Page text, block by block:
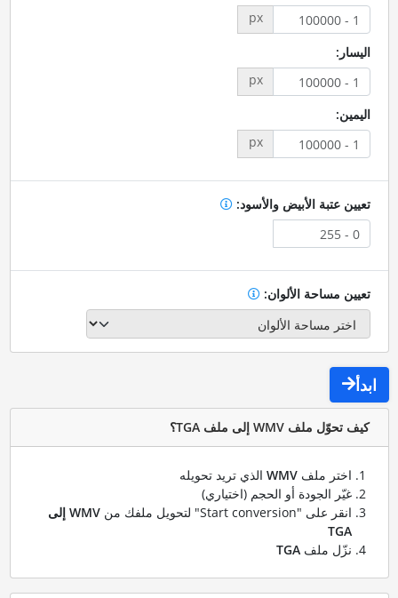
px
اليسار:
px
اليمين:
px
تعيين عتبة الأبيض والأسود:
تعيين مساحة الألوان:
ابدأ
كيف تحوّل ملف WMV إلى ملف TGA؟
اختر ملف WMVالذي تريد تحويله
غيّر الجودة أو الحجم (اختياري)
انقر على "Start conversion" لتحويل ملفك من
WMV إلى
TGA
نزّل ملف TGA